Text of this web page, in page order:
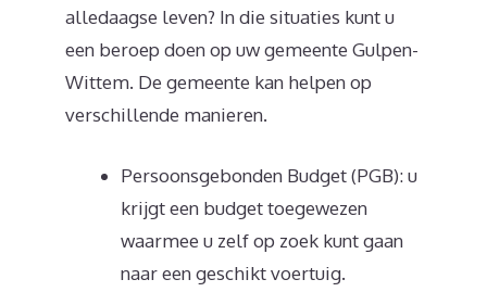
alledaagse leven? In die situaties kunt u
een beroep doen op uw gemeente Gulpen-
Wittem. De gemeente kan helpen op
verschillende manieren.
Persoonsgebonden Budget (PGB): u
krijgt een budget toegewezen
waarmee u zelf op zoek kunt gaan
naar een geschikt voertuig.